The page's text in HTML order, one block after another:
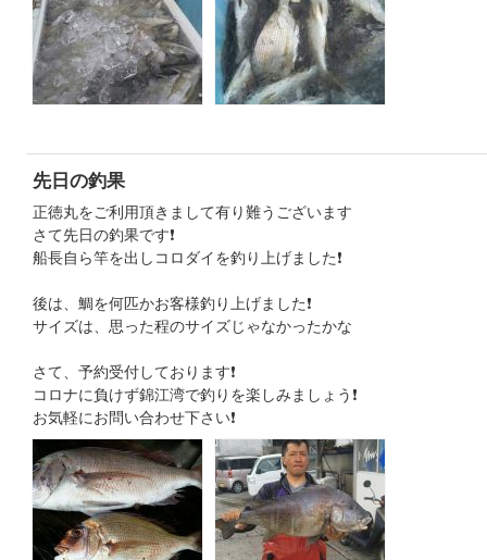
先日の釣果
正徳丸をご利用頂きまして有り難うございます
さて先日の釣果です❗
船長自ら竿を出しコロダイを釣り上げました❗
後は、鯛を何匹かお客様釣り上げました❗
サイズは、思った程のサイズじゃなかったかな
さて、予約受付しております❗
コロナに負けず錦江湾で釣りを楽しみましょう❗
お気軽にお問い合わせ下さい❗